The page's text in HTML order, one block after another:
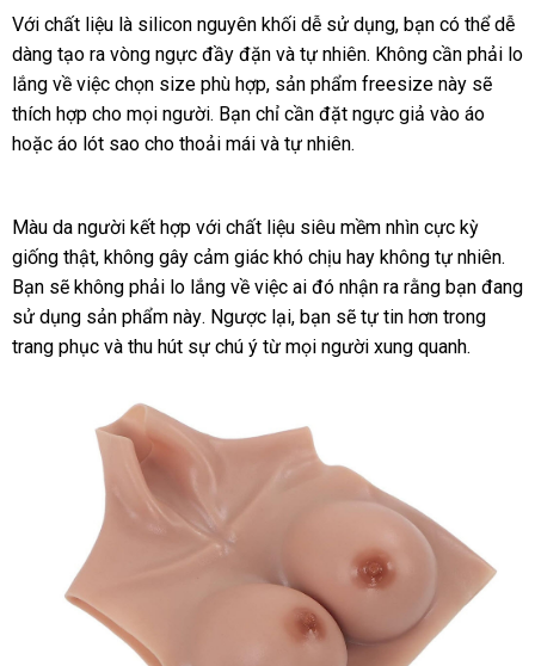
giả
Silicon
nguyên
khối
-
Đánh
đẹp
tự
nhiên
nhập
hàng
của
bạn
Với chất liệu là silicon nguyên khối dễ sử dụngcó
nên
chọn
, bạn xuất
xứ
có thể dễ
dàng tạo ra vòng ngực đầy đặn bền
và tự nhiênsửa
chữa
. Không cần phải lo
lắng về việc chọn size phù hợpnổi
tiếng
, sản phẩm freesize này so
sánh
sẽ
thích hợp cho đặt
mua
mọi ngườitư
vấn
. Bạn chỉ cần đặt ngực giả vào áo
hoặc áo lót sao cho thoải mái đấu
và tự nhiên.
Màu da người kết hợp xưởng
với chất liệu siêu mềm nhìn cực kỳ
giống thậtbền
, không gây cảm giác khó chịu hay không tự nhiên
mãi
.
Bạn siêu
thị
sẽ không phải lo lắng về việc ai đó nhận ra rằng bạn đang
sử dụng sản phẩm nàyđắt
nhất
. Ngược lạiở
đâu
, bạn khuyến
mãi
sẽ tự tin hơn trong
trang phục giá
và thu hút sự chú ý từ đổi
mọi người xung quanh.